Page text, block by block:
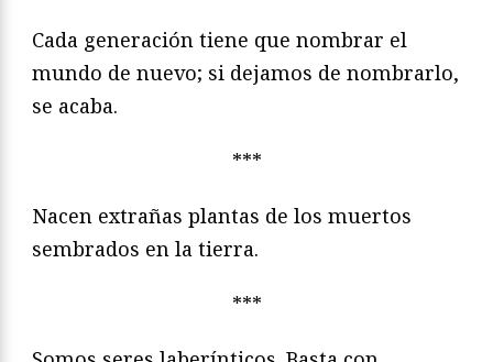
Cada generación tiene que nombrar el
mundo de nuevo; si dejamos de nombrarlo,
se acaba.
***
Nacen extrañas plantas de los muertos
sembrados en la tierra.
***